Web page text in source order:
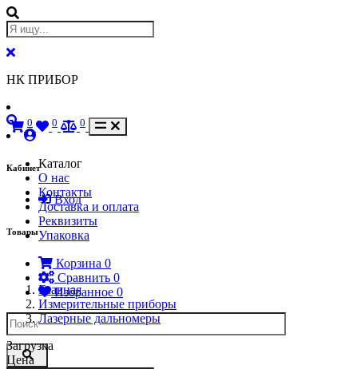
НК ПРИБОР
Кабинет
Вход
Товары
Корзина 0
Сравнить 0
Избранное 0
0 0 0
Каталог
О нас
Контакты
Доставка и оплата
Реквизиты
Упаковка
Главная
Измерительные приборы
Лазерные дальномеры
Загрузка
Цена